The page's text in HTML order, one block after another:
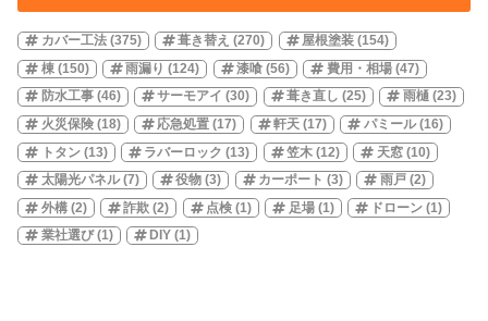
カバー工法(375) 葺き替え (270) 屋根塗装 (154)
棟(150) 雨漏り (124) 漆喰 (56) 費用・相場(47)
防水工事(46) サーモアイ (30) 葺き直し (25) 雨樋(23)
火災保険(18) 応急処置 (17) 軒天 (17) パミール(16)
トタン(13) ラバーロック (13) 笠木 (12) 天窓(10)
太陽光パネル(7) 役物 (3) カーポート (3) 雨戸(2)
外構(2) 詐欺 (2) 点検 (1) 足場(1) ドローン (1)
業社選び(1) DIY (1)